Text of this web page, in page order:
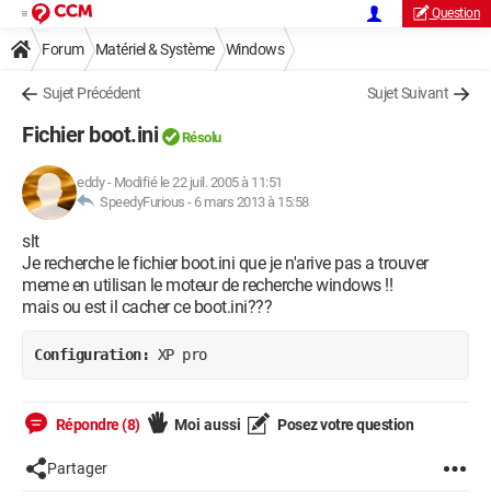
Question
Forum Matériel & Système Windows
Sujet Précédent Sujet Suivant
Fichier boot.ini Résolu
eddy- Modifié le 22 juil. 2005 à 11:51
SpeedyFurious - 6 mars 2013 à 15:58
slt
Je recherche le fichier boot.ini que je n'arive pas a trouver
meme en utilisan le moteur de recherche windows !!
mais ou est il cacher ce boot.ini???
Configuration: XP pro
Répondre (8) Moi aussi Posez votre question
Partager